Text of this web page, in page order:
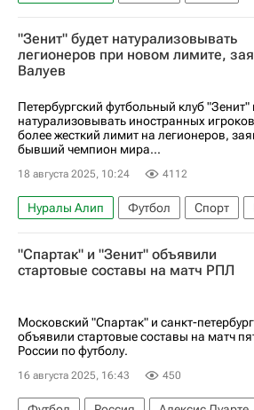
Дуглас Сантос
РПЛ 2026-2027 (Чемпионат России по
Сергей Семак
"Зенит" будет натурализовывать
легионеров при новом лимите,
Валуев
Петербургский футбольный клуб
натурализовывать иностранных
более жесткий лимит на легионеров,
бывший чемпион мира...
18 августа 2025, 10:24 4112
Нуралы Алип Футбол Спорт
Казахстан
Россия Армения
Зенит
Сантос
Госдума РФ
РПЛ 2026-2027 (Чемпионат России по
Первая лига
"Спартак" и "Зенит" объявили
стартовые составы на матч РПЛ
Московский "Спартак" и санкт-
объявили стартовые составы на матч
России по футболу.
16 августа 2025, 16:43 450